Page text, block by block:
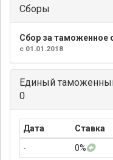
Сборы
Сбор за таможенное
с 01.01.2018
Единый
0
Дата Ставка
-
0%